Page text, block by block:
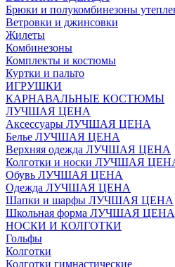
Брюки и полукомбинезоны
Ветровки и джинсовки
Жилеты
Комбинезоны
Комплекты и костюмы
Куртки и пальто
ИГРУШКИ
КАРНАВАЛЬНЫЕ КОСТЮМЫ
ЛУЧШАЯ ЦЕНА
Аксессуары ЛУЧШАЯ ЦЕНА
Белье ЛУЧШАЯ ЦЕНА
Верхняя одежда ЛУЧШАЯ ЦЕНА
Колготки и носки ЛУЧШАЯ
Обувь ЛУЧШАЯ ЦЕНА
Одежда ЛУЧШАЯ ЦЕНА
Шапки и шарфы ЛУЧШАЯ ЦЕНА
Школьная форма ЛУЧШАЯ ЦЕНА
НОСКИ И КОЛГОТКИ
Гольфы
Колготки
Колготки гимнастические